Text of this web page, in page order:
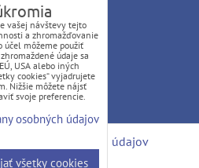
ochrany osobných údajov
vašej návštevy tejto
a zhromažďovanie
účel môžeme použiť
údaje sa
USA alebo iných
cookies“ vyjadrujete
Nižšie môžete nájsť
svoje preferencie.
osobných údajov
všetky cookies